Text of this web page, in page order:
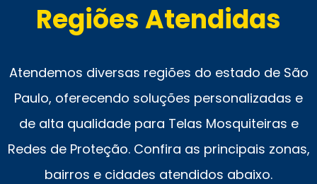
Regiões Atendidas
Atendemos diversas regiões do estado de São
Paulo, oferecendo soluções personalizadas e
de alta qualidade para Telas Mosquiteiras e
Redes de Proteção. Confira as principais zonas,
bairros e cidades atendidos abaixo.